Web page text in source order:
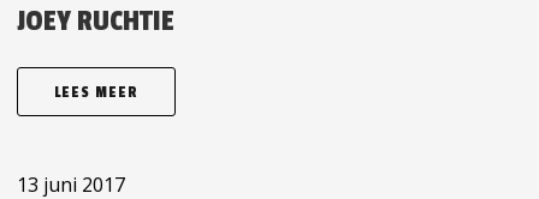
JOEY RUCHTIE
LEES MEER
13 juni 2017